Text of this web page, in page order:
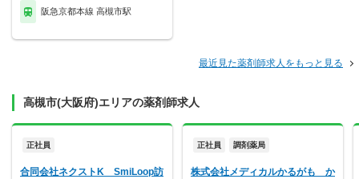
阪急京都本線 高槻市駅
最近見た薬剤師求人をもっと見る
高槻市(大阪府)エリアの薬剤師求人
正社員
合同会社ネクストK SmiLoop訪
正社員 調剤薬局
株式会社メディカルかるがも か